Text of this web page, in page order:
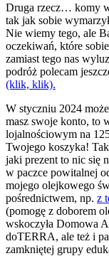
Druga rzecz… komy
tak jak sobie
Nie wiemy tego, ale
oczekiwań, które
zamiast tego nas
podróż polecam
(klik, klik).
W styczniu 2024
masz swoje konto, to
lojalnościowym na
Twojego koszyka!
jaki prezent to nic się
w paczce powitalnej
mojego olejkowego
pośrednictwem, np. z
(pomogę z doborem
wskoczyła Domowa
doTERRA, ale też i
zamkniętej grupy